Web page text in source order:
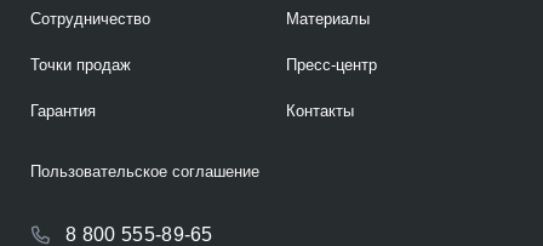
Сотрудничество
Точки продаж
Гарантия
Материалы
Пресс-центр
Контакты
8 800 555-89-65
Пользовательское соглашение